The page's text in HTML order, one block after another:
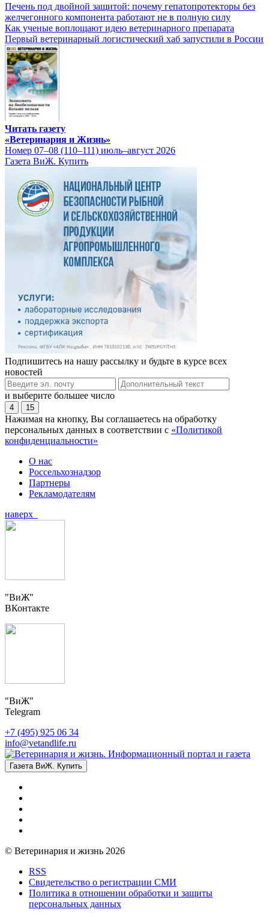
Печень под двойной защитой: почему гепатопротекторы без
желчегонного компонента работают не в полную силу
Как ученые воплощают идею ветеринарного препарата
Первый ветеринарный логистический хаб запустили в России
Читать газету
«Ветеринария и Жизнь»
Номер 07–08 (110–111) июль–август 2026
Газета ВиЖ. Купить
Подпишитесь на нашу рассылку и будьте в курсе всех
новостей
и выберите большее число
4 15
Нажимая на кнопку, Вы соглашаетесь на обработку
персональных данных в соответствии с «Политикой
конфиденциальности»
О нас
Россельхознадзор
Партнеры
Рекламодателям
наверх
"ВиЖ"
ВКонтакте
"ВиЖ"
Telegram
+7 (495) 925 06 34
info@vetandlife.ru
Газета ВиЖ. Купить
© Ветеринария и жизнь 2026
RSS
Свидетельство о регистрации СМИ
Политика в отношении обработки и защиты
персональных данных